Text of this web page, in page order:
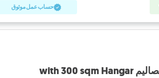
حساب عمل موثوق